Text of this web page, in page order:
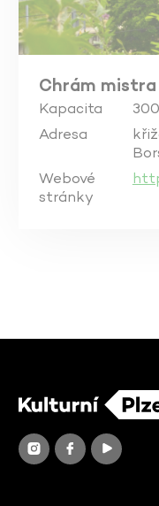
Chrám
Kapacita
300
Adresa
Webové
stránky